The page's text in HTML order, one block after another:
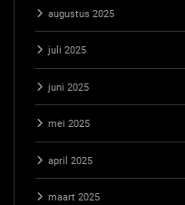
augustus 2025
juli 2025
juni 2025
mei 2025
april 2025
maart 2025